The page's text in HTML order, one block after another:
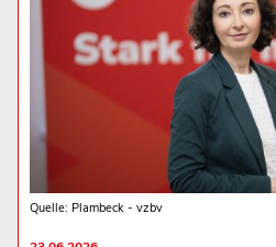
Quelle: Plambeck - vzbv